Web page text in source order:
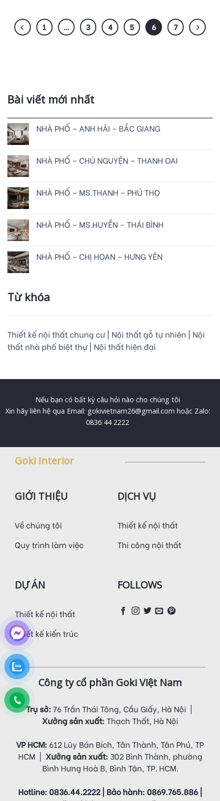
1 … 3 4 5 6 7
Bài viết mới nhất
NHÀ PHỐ – ANH HẢI – BẮC GIANG
NHÀ PHỐ – CHÚ NGUYỆN – THANH OAI
NHÀ PHỐ – MS.THANH – PHÚ THỌ
NHÀ PHỐ – MS.HUYỀN – THÁI BÌNH
NHÀ PHỐ – CHỊ HOAN – HƯNG YÊN
Từ khóa
Thiết kế nội thất chung cư| Nội thất gỗ tự nhiên | Nội
thất nhà phố biệt thự| Nội thất hiện đại
Nếu bạn có bất kỳ câu hỏi nào cho chúng tôi
Xin hãy liên hệ qua Email: gokivietnam26@gmail.com hoặc Zalo:
0836 44 2222
Goki Interior
GIỚI THIỆU
Về chúng tôi
Quy trình làm việc
DỊCH VỤ
Thiết kế nội thất
Thi công nội thất
DỰ ÁN
Thiết kế nội thất
Thiết kế kiến trúc
FOLLOWS
Công ty cổ phần Goki Việt Nam
Trụ sở: 76 Trần Thái Tông, Cầu Giấy, Hà Nội |
Xưởng sản xuất: Thạch Thất, Hà Nội
VP HCM: 612 Lũy Bán Bích, Tân Thành, Tân Phú, TP
HCM | Xưởng sản xuất: 302 Bình Thành, phường
Bình Hưng Hoà B, Bình Tân, TP. HCM.
Hotline: 0836.44.2222 | Bảo hành: 0869.765.886 |